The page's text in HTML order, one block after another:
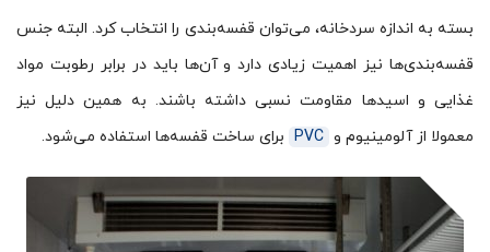
بسته به اندازه سردخانه، می‌توان قفسه‌بندی را انتخاب کرد. البته جنس
قفسه‌بندی‌ها نیز اهمیت زیادی دارد و آن‌ها باید در برابر رطوبت مواد
غذایی و اسید‌ها مقاومت نسبی داشته باشند. به همین دلیل نیز
معمولا از آلومینیوم و PVC برای ساخت قفسه‌ها استفاده می‌شود.